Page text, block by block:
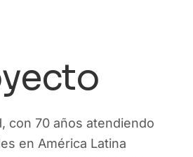
con 70 años atendiendo
en América Latina